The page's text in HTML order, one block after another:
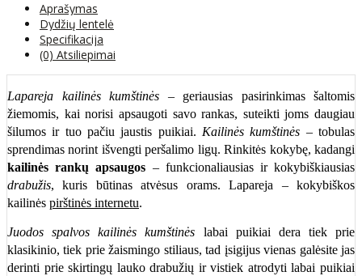
Aprašymas
Dydžių lentelė
Specifikacija
(0) Atsiliepimai
Lapareja kailinės kumštinės – geriausias pasirinkimas šaltomis
žiemomis, kai norisi apsaugoti savo rankas, suteikti joms daugiau
šilumos ir tuo pačiu jaustis puikiai. Kailinės kumštinės – tobulas
sprendimas norint išvengti peršalimo ligų. Rinkitės kokybę, kadangi
kailinės rankų apsaugos – funkcionaliausias ir kokybiškiausias
drabužis, kuris būtinas atvėsus orams. Lapareja – kokybiškos
kailinės pirštinės internetu.
Juodos spalvos kailinės kumštinės labai puikiai dera tiek prie
klasikinio, tiek prie žaismingo stiliaus, tad įsigijus vienas galėsite jas
derinti prie skirtingų lauko drabužių ir vistiek atrodyti labai puikiai